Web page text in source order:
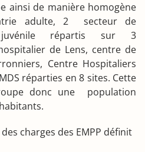
ainsi de manière homogène
adulte, 2 secteur de
juvénile répartis sur 3
de Lens, centre de
Centre Hospitaliers
réparties en 8 sites. Cette
donc une population
charges des EMPP définit